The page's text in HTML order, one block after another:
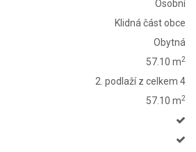
Osobní
Klidná část obce
Obytná
57.10 m2
2. podlaží z celkem 4
57.10 m2